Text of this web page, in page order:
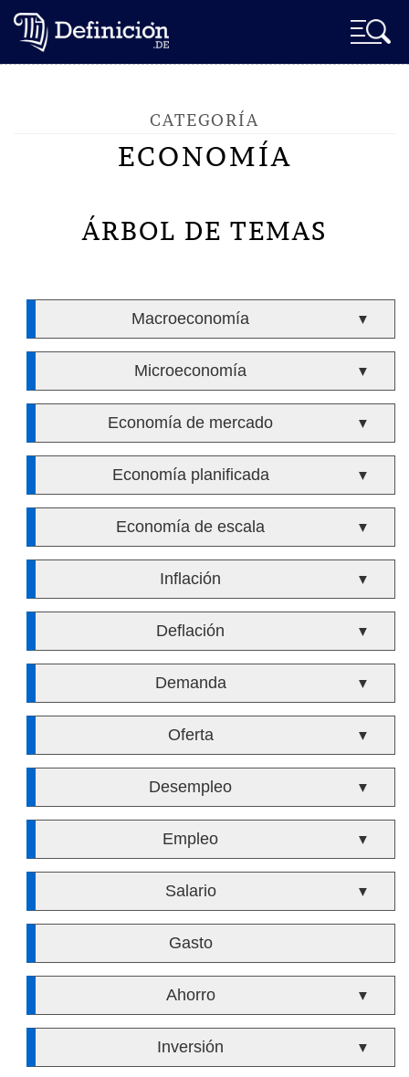
CATEGORÍA
ECONOMÍA
ÁRBOL DE TEMAS
Macroeconomía ▼
Microeconomía ▼
Economía de mercado ▼
Economía planificada ▼
Economía de escala ▼
Inflación ▼
Deflación ▼
Demanda ▼
Oferta ▼
Desempleo ▼
Empleo ▼
Salario ▼
Gasto
Ahorro ▼
Inversión ▼